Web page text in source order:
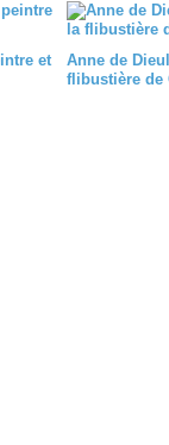
et
Anne de
flibustière de